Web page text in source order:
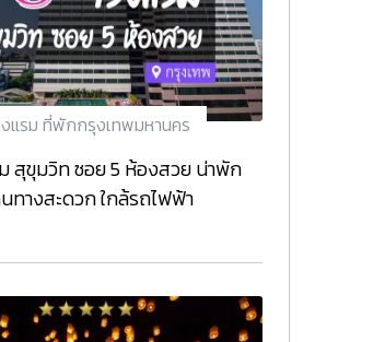
งแรม ที่พักกรุงเทพมหานคร
สุขุมวิท ซอย 5 ห้องสวย น่าพัก
ทางสะดวก ใกล้รถไฟฟ้า